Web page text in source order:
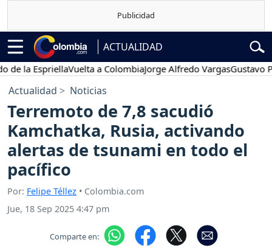
ACTUALIDAD
EspriellaVuelta a ColombiaJorge Alfredo VargasGustavo Petro
Actualidad Noticias
Terremoto de 7,8 sacudió
Kamchatka, Rusia, activando
alertas de tsunami en todo el
pacífico
Por: Felipe Téllez • Colombia.com
Jue, 18 Sep 2025 4:47 pm
Comparte en: